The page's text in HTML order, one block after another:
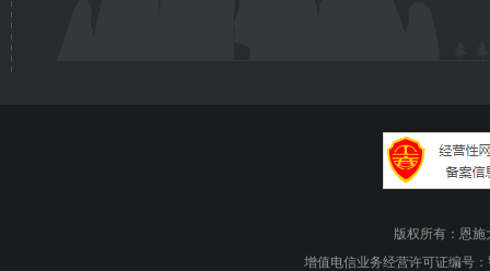
版权所有：恩施
增值电信业务经营许可证编号：